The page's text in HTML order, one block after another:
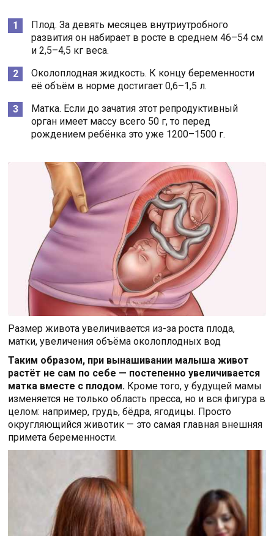
Плод. За девять месяцев внутриутробного
развития он набирает в росте в среднем 46–54 см
и 2,5–4,5 кг веса.
Околоплодная жидкость. К концу беременности
её объём в норме достигает 0,6–1,5 л.
Матка. Если до зачатия этот репродуктивный
орган имеет массу всего 50 г, то перед
рождением ребёнка это уже 1200–1500 г.
Размер живота увеличивается из-за роста плода,
матки, увеличения объёма околоплодных вод
Таким образом, при вынашивании малыша живот
растёт не сам по себе — постепенно увеличивается
матка вместе с плодом. Кроме того, у будущей мамы
изменяется не только область пресса, но и вся фигура в
целом: например, грудь, бёдра, ягодицы. Просто
округляющийся животик — это самая главная внешняя
примета беременности.